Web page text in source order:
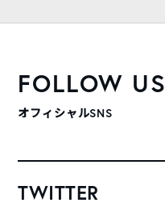
FOLLOW US
オフィシャルSNS
TWITTER